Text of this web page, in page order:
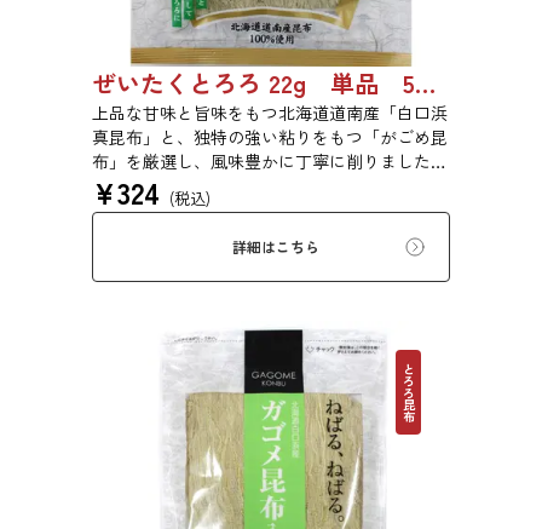
ぜいたくとろろ 22g 単品 5袋セット 20袋セット 1743
上品な甘味と旨味をもつ北海道道南産「白口浜
真昆布」と、独特の強い粘りをもつ「がごめ昆
布」を厳選し、風味豊かに丁寧に削りました。
ぜいたくな味を、思う存分にご堪能ください。
¥324 (税込)
詳細はこちら
とろろ昆布